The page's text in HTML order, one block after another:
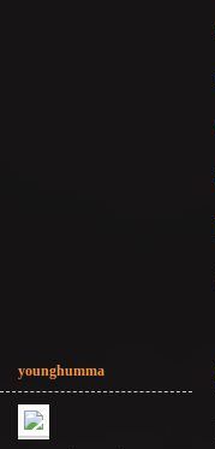
younghumma